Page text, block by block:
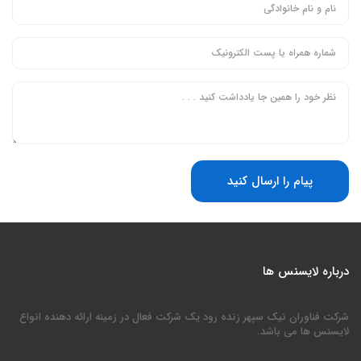
پیام را ارسال کنید
درباره لایسنس ها
شرکت فناوران نیک سپهر زنده رود یک شرکت فعال در زمینه ارائه دهنده انواع
لایسنس ها می باشد.